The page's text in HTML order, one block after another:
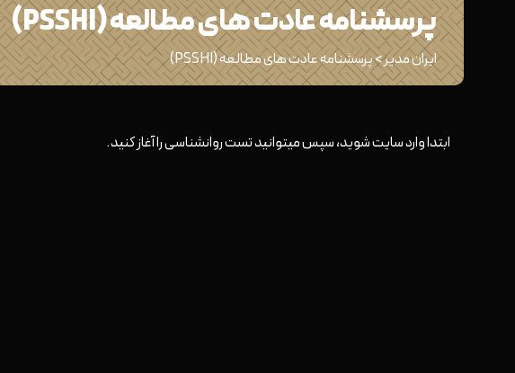
پرسشنامه عادت های مطالعه (PSSHI)
ایران مدیر>پرسشنامه عادت های مطالعه (PSSHI)
ابتدا وارد سایت شوید، سپس میتوانید تست روانشناسی را آغاز کنید.